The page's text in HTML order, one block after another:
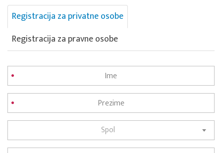
Registracija za privatne osobe
Registracija za pravne osobe
Spol